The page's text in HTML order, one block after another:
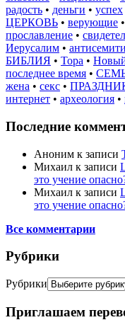
радость • деньги • успех
ЦЕРКОВЬ • верующие •
прославление •
Иерусалим •
БИБЛИЯ • Тора •
последнее время •
жена • секс •
интернет • археология •
Последние
Аноним к записи
Михаил к записи
это учение
Михаил к записи
это учение
Все комментарии
Рубрики
Рубрики
Приглашаем